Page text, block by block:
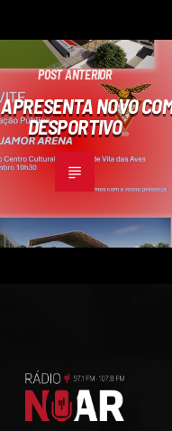
POST ANTERIOR
NOVO
DESPORTIVO